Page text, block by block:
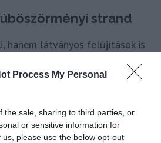
Process My Personal
the sale, sharing to third parties, or
or sensitive information for
please use the below opt-out
strand
hanem látványos felújítások is
a termálmedencét pedig egészen
Új napfénytől védő tetőszerkezet